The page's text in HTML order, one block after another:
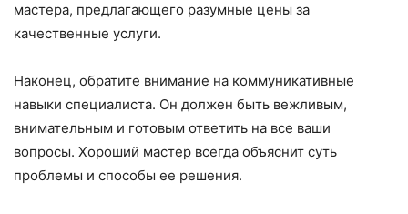
мастера, предлагающего разумные цены за
качественные услуги.
Наконец, обратите внимание на коммуникативные
навыки специалиста. Он должен быть вежливым,
внимательным и готовым ответить на все ваши
вопросы. Хороший мастер всегда объяснит суть
проблемы и способы ее решения.